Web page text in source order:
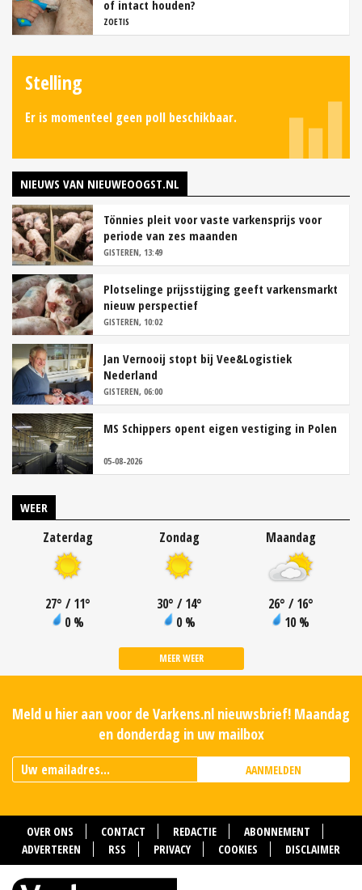
of intact houden?
ZOETIS
Stelling
Er is momenteel geen poll beschikbaar.
NIEUWS VAN NIEUWEOOGST.NL
Tönnies pleit voor vaste varkensprijs voor
periode van zes maanden
GISTEREN, 13:49
Plotselinge prijsstijging geeft varkensmarkt
nieuw perspectief
GISTEREN, 10:02
Jan Vernooij stopt bij Vee&Logistiek
Nederland
GISTEREN, 06:00
MS Schippers opent eigen vestiging in Polen
05-08-2026
WEER
Zaterdag
27° / 11°
0 %
Zondag
30° / 14°
0 %
Maandag
26° / 16°
10 %
MEER WEER
Meld u hier aan voor de Varkens.nl nieuwsbrief! Maandag
en donderdag in uw mailbox
AANMELDEN
OVER ONS CONTACT REDACTIE
ABONNEMENT
ADVERTEREN
RSS PRIVACY COOKIES DISCLAIMER